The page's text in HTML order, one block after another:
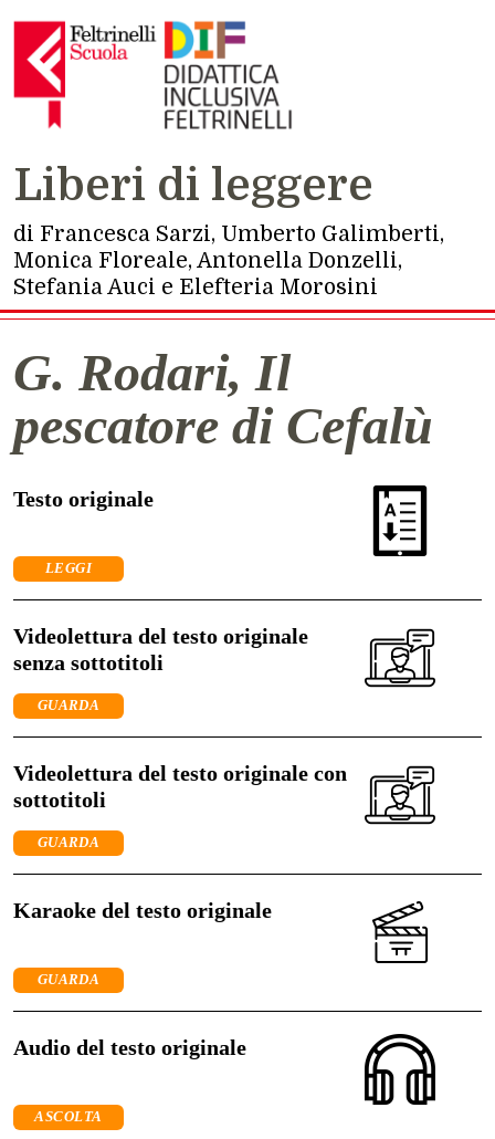
Navigazione principale
Liberi di leggere
di Francesca Sarzi, Umberto Galimberti,
Monica Floreale, Antonella Donzelli,
Stefania Auci e Elefteria Morosini
G. Rodari, Il
pescatore di Cefalù
Testo originale
LEGGI
Videolettura del testo originale
senza sottotitoli
GUARDA
Videolettura del testo originale con
sottotitoli
GUARDA
Karaoke del testo originale
GUARDA
Audio del testo originale
ASCOLTA